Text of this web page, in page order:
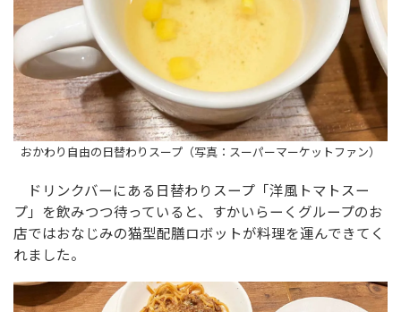
おかわり自由の日替わりスープ（写真：スーパーマーケットファン）
ドリンクバーにある日替わりスープ「洋風トマトスー
プ」を飲みつつ待っていると、すかいらーくグループのお
店ではおなじみの猫型配膳ロボットが料理を運んできてく
れました。